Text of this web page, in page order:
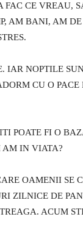
FAC CE VREAU,
AM BANI, AM
NOPTILE
CU O PACE
POATE FI O
AM IN VIATA?
OAMENII SE
ZILNICE DE
ACUM